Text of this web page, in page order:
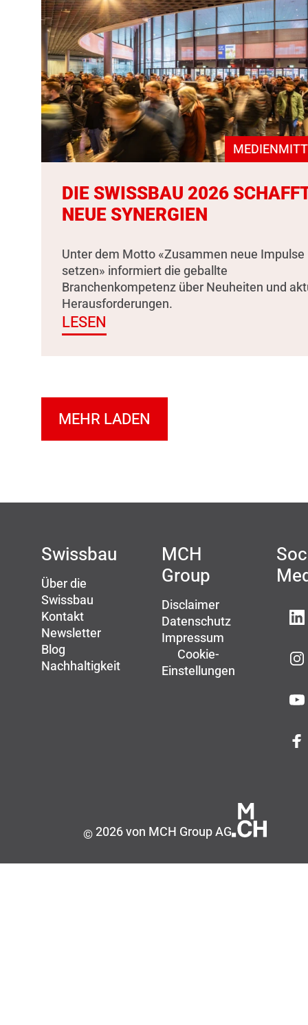
DIE SWISSBAU 2026
NEUE SYNERGIEN
Unter dem Motto «Zusammen neue Impulse
setzen» informiert die geballte
Branchenkompetenz über Neuheiten und
Herausforderungen.
LESEN
MEHR LADEN
Swissbau
Über die
Swissbau
Kontakt
Newsletter
Blog
Nachhaltigkeit
MCH
Group
Disclaimer
Datenschutz
Impressum
Cookie-
Einstellungen
©2026 von MCH Group AG